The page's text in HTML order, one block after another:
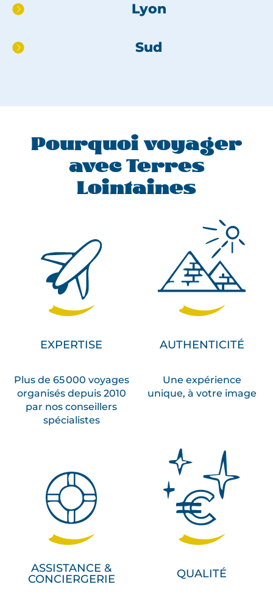
pied
Lyon
Sud
Pourquoi voyager
avec Terres
Lointaines
EXPERTISE
Plus de 65 000 voyages
organisés depuis 2010
par nos conseillers
spécialistes
AUTHENTICITÉ
Une expérience
unique, à votre image
ASSISTANCE &
CONCIERGERIE
QUALITÉ